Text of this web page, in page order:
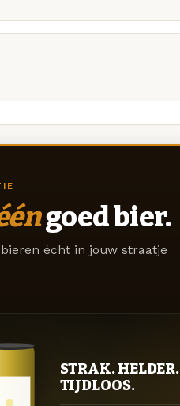
goed bier.
écht in jouw straatje
STRAK. HELDER.
TIJDLOOS.